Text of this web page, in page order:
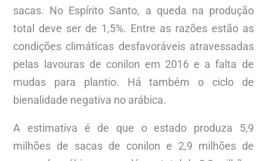
sacas. No Espírito Santo, a queda na produção
total deve ser de 1,5%. Entre as razões estão as
condições climáticas desfavoráveis atravessadas
pelas lavouras de conilon em 2016 e a falta de
mudas para plantio. Há também o ciclo de
bienalidade negativa no arábica.
A estimativa é de que o estado produza 5,9
milhões de sacas de conilon e 2,9 milhões de